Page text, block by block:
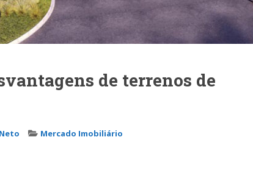
de terrenos de
Mercado Imobiliário